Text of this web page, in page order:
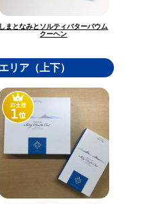
しまとなみとソルティバターバウム
クーヘン
リア（上下）